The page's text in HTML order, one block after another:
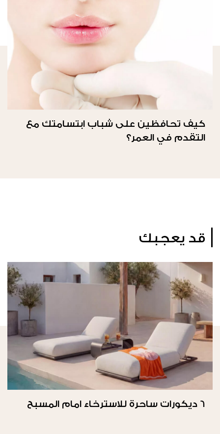
كيف تحافظين على شباب ابتسامتك مع
التقدم في العمر؟
قد يعجبك
6 ديكورات ساحرة للاسترخاء امام المسبح